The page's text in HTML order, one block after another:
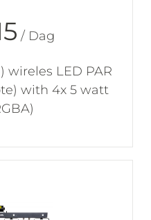
/ Dag
wireles LED PAR
with 4x 5 watt